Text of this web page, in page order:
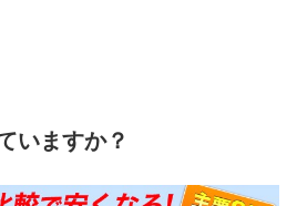
いますか？